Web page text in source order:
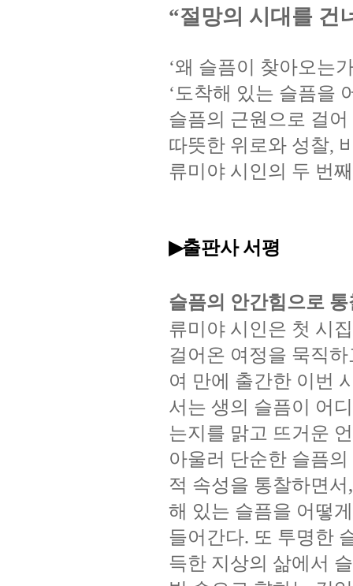
“절망의 시대를 건
‘왜 슬픔이 찾아오는
‘도착해 있는 슬픔을
슬픔의 근원으로 걸어
따뜻한 위로와 성찰,
류미야 시인의 두 번째
▶출판사 서평
슬픔의 안간힘으로
류미야 시인은 첫 시집
걸어온 여정을 묵직
여 만에 출간한 이번
서는 생의 슬픔이 어
는지를 맑고 뜨거운
아울러 단순한 슬픔의
적 속성을 통찰하면서
해 있는 슬픔을 어떻게
들어간다. 또 투명한
득한 지상의 삶에서